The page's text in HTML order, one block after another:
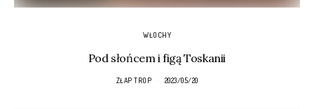
WŁOCHY
Pod słońcem i figą Toskanii
ZŁAP TROP 2023/05/20